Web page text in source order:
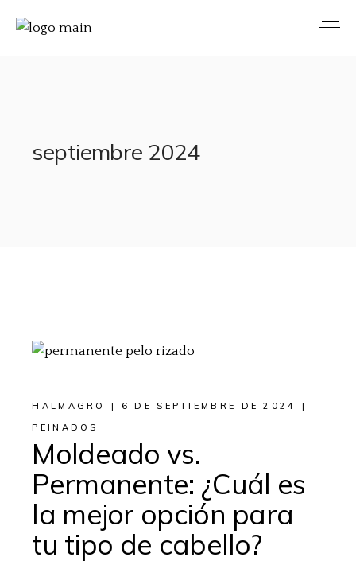
septiembre 2024
HALMAGRO
6 DE SEPTIEMBRE DE 2024
PEINADOS
Moldeado vs.
Permanente: ¿Cuál es
la mejor opción para
tu tipo de cabello?